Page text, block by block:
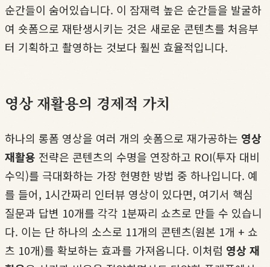
순간들이 숨어있습니다. 이 잠재력 높은 순간들을 발굴하
여 숏폼으로 재탄생시키는 것은 새로운 콘텐츠를 처음부
터 기획하고 촬영하는 것보다 훨씬 효율적입니다.
영상 재활용의 경제적 가치
하나의 롱폼 영상을 여러 개의 숏폼으로 재가공하는 영상
재활용 전략은 콘텐츠의 수명을 연장하고 ROI(투자 대비
수익)를 극대화하는 가장 현명한 방법 중 하나입니다. 예
를 들어, 1시간짜리 인터뷰 영상이 있다면, 여기서 핵심
질문과 답변 10개를 각각 1분짜리 쇼츠로 만들 수 있습니
다. 이는 단 하나의 소스로 11개의 콘텐츠(원본 1개 + 쇼
츠 10개)를 확보하는 효과를 가져옵니다. 이처럼 영상 재